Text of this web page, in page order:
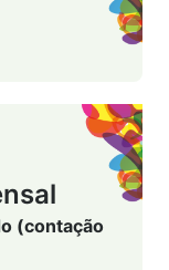
(contação